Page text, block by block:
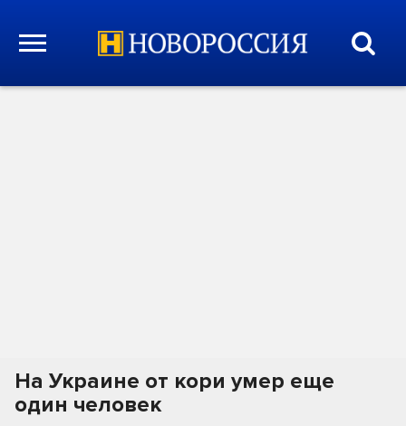
На Украине от кори умер еще
один человек